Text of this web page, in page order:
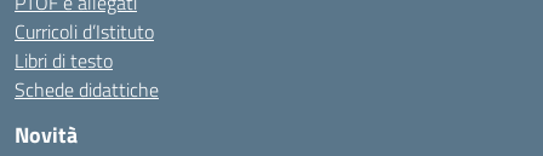
Curricoli d’Istituto
Libri di testo
Schede didattiche
Novità